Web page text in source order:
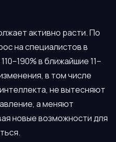
активно расти. По
на специалистов в
в ближайшие 11–
в том числе
не вытесняют
а меняют
новые возможности для